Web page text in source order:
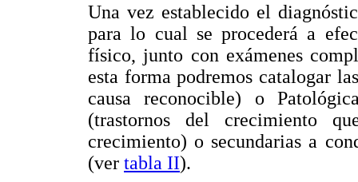
Una vez establecido el
para lo cual se procederá a
físico, junto con exámenes
esta forma podremos catalogar
causa reconocible) o
(trastornos del crecimiento
crecimiento) o secundarias a
(ver tabla II).